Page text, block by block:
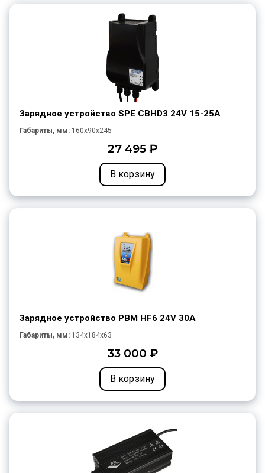
Зарядное устройство SPE CBHD3 24V 15-25A
Габариты, мм: 160x90x245
27 495 ₽
В корзину
Зарядное устройство PBM HF6 24V 30A
Габариты, мм: 134x184x63
33 000 ₽
В корзину